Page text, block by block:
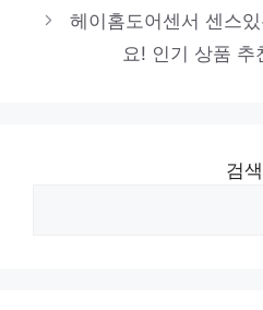
헤이홈도어센서 센스
요! 인기 상품
검색